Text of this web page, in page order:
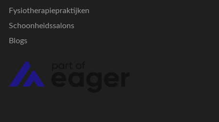
Fysiotherapiepraktijken
Schoonheidssalons
Blogs